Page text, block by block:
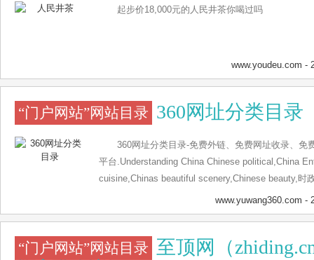
起步价18,000元的人民井茶你喝过吗
www.youdeu.com -
“门户网站”网站目录 360网址分类目录
360网址分类目录-免费外链、免费网址收录、免
平台.Understanding China Chinese political,China
cuisine,Chinas beautiful scenery,Chinese beauty,时
www.yuwang360.com -
“门户网站”网站目录 至顶网（